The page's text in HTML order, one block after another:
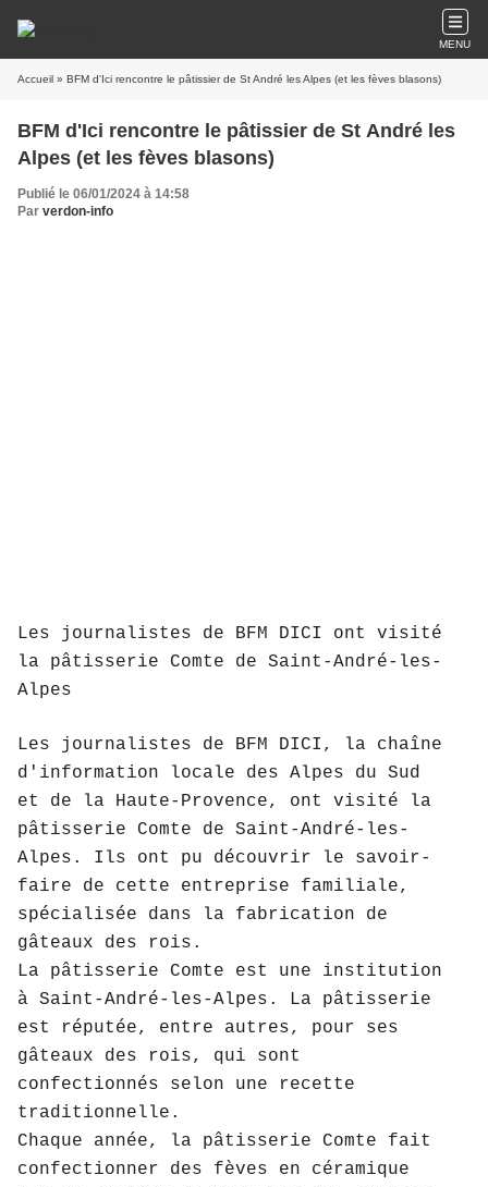
MENU
Accueil » BFM d'Ici rencontre le pâtissier de St André les Alpes (et les fèves blasons)
BFM d'Ici rencontre le pâtissier de St André les
Alpes (et les fèves blasons)
Publié le 06/01/2024 à 14:58
Par verdon-info
Les journalistes de BFM DICI ont visité
la pâtisserie Comte de Saint-André-les-
Alpes
Les journalistes de BFM DICI, la chaîne
d'information locale des Alpes du Sud
et de la Haute-Provence, ont visité la
pâtisserie Comte de Saint-André-les-
Alpes. Ils ont pu découvrir le savoir-
faire de cette entreprise familiale,
spécialisée dans la fabrication de
gâteaux des rois.
La pâtisserie Comte est une institution
à Saint-André-les-Alpes. La pâtisserie
est réputée, entre autres, pour ses
gâteaux des rois, qui sont
confectionnés selon une recette
traditionnelle.
Chaque année, la pâtisserie Comte fait
confectionner des fèves en céramique